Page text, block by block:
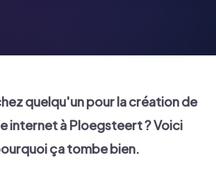
quelqu'un pour la création de
internet à Ploegsteert? Voici
ça tombe bien.